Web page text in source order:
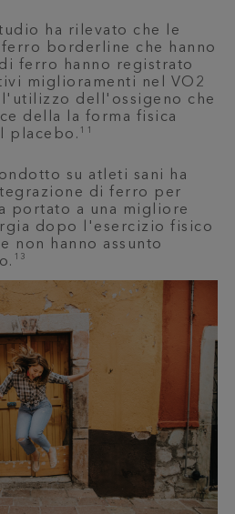
ha rilevato che le
borderline che hanno
ferro hanno registrato
miglioramenti nel VO2
dell'ossigeno che
della la forma fisica
placebo. 11
su atleti sani ha
di ferro per
portato a una migliore
dopo l'esercizio fisico
non hanno assunto
13